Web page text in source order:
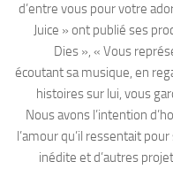
d’entre vous pour votre
Juice » ont publié ses
Dies », « Vous
écoutant sa musique, en
histoires sur lui, vous
Nous avons l’intention
l’amour qu’il ressentait
inédite et d’autres